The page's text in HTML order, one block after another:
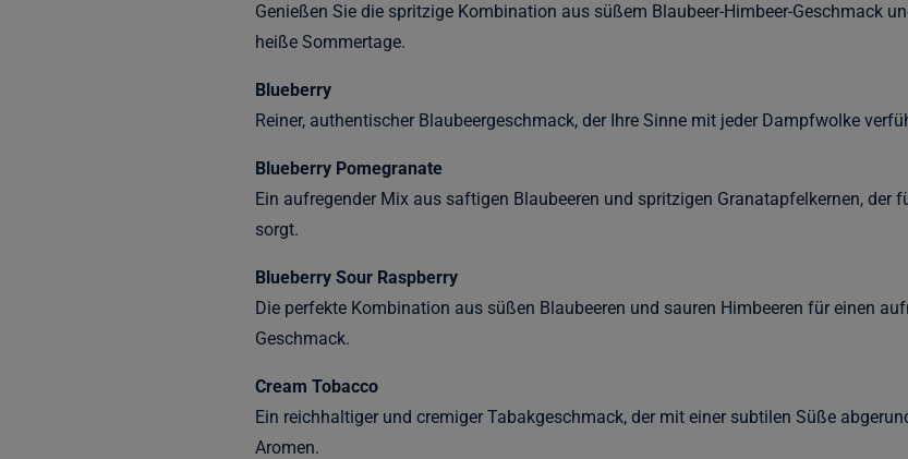
Genießen Sie die spritzige Kombination aus süßem Blaubeer-Himbeer-Geschmack
heiße Sommertage.
Blueberry
Reiner, authentischer Blaubeergeschmack, der Ihre Sinne mit jeder Dampfwolke
Blueberry Pomegranate
Ein aufregender Mix aus saftigen Blaubeeren und spritzigen Granatapfelkernen, der
sorgt.
Blueberry Sour Raspberry
Die perfekte Kombination aus süßen Blaubeeren und sauren Himbeeren für einen
Geschmack.
Cream Tobacco
Ein reichhaltiger und cremiger Tabakgeschmack, der mit einer subtilen Süße
Aromen.